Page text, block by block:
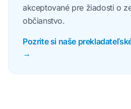
akceptované pre žiadosti o
občianstvo.
Pozrite si naše
→